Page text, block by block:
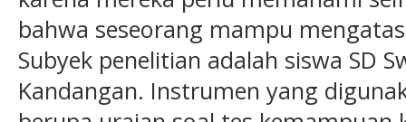
bahwa seseorang mampu
Subyek penelitian adalah siswa SD
Kandangan. Instrumen yang